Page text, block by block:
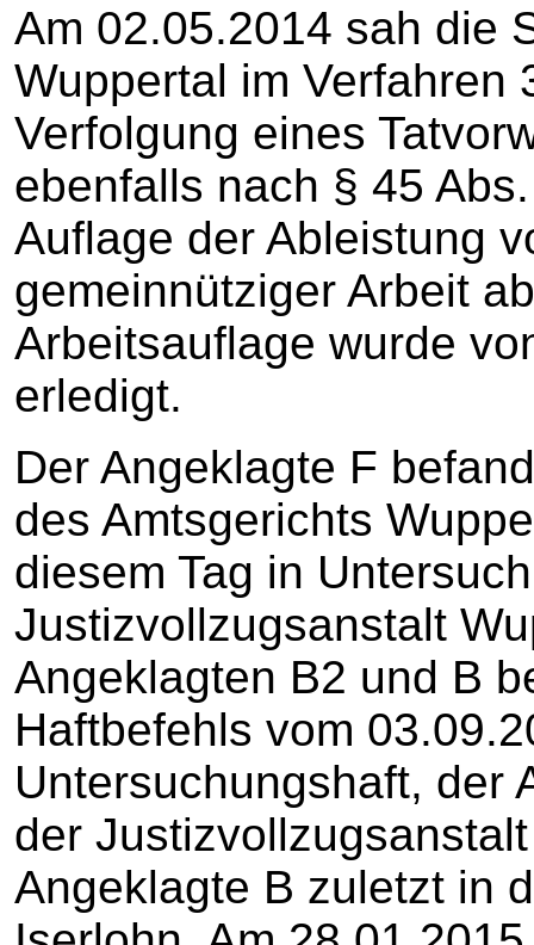
Am 02.05.2014 sah die
Wuppertal im Verfahren
Verfolgung eines
ebenfalls nach § 45
Auflage der Ableistung
gemeinnütziger Arbeit
Arbeitsauflage wurde
erledigt.
Der Angeklagte F
des Amtsgerichts
diesem Tag in
Justizvollzugsanstalt
Angeklagten B2 und B
Haftbefehls vom
Untersuchungshaft, der
der
Angeklagte B zuletzt in